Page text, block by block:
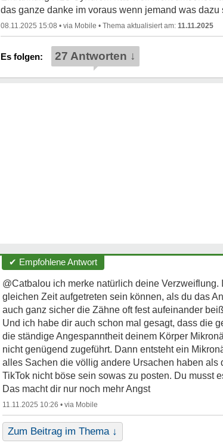
das ganze danke im voraus wenn jemand was dazu
08.11.2025 15:08 • • 11.11.2025
27 Antworten ↓
✔ Empfohlene Antwort
@Catbalou ich merke natürlich deine
gleichen Zeit aufgetreten sein können, als du das
auch ganz sicher die Zähne oft fest aufeinander
Und ich habe dir auch schon mal gesagt, dass die
die ständige Angespanntheit deinem Körper
nicht genügend zugeführt. Dann entsteht ein
alles Sachen die völlig andere Ursachen haben
TikTok nicht böse sein sowas zu posten. Du musst
Das macht dir nur noch mehr Angst
11.11.2025 10:26 •
Zum Beitrag im Thema ↓